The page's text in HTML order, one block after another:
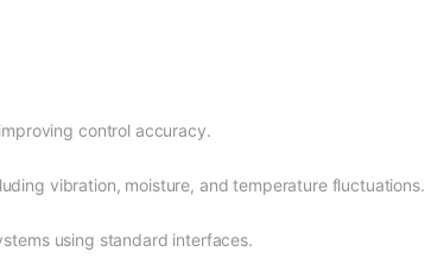
control accuracy.
vibration, moisture, and temperature fluctuations.
using standard interfaces.